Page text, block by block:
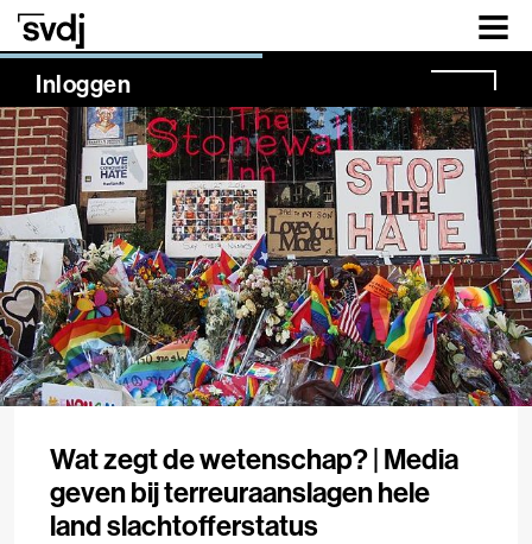
Naar hoofdinhoud
Inloggen
NaN%
Wat zegt de wetenschap? | Media
geven bij terreuraanslagen hele
land slachtofferstatus